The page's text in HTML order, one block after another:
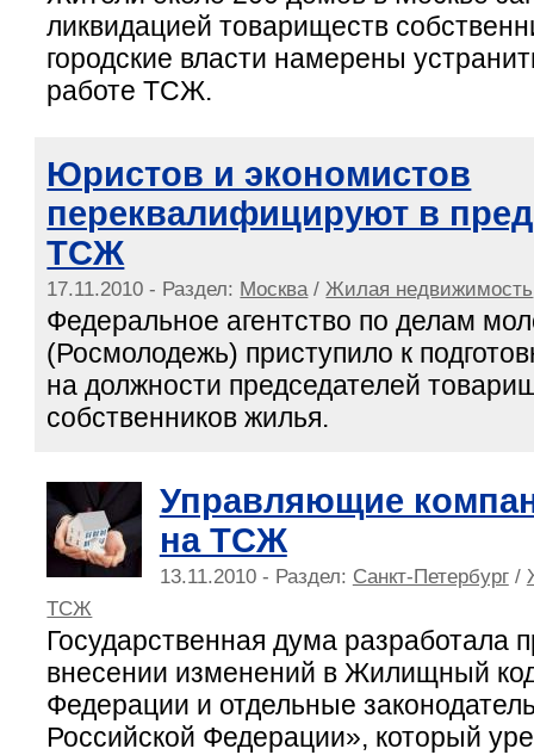
ликвидацией товариществ
городские власти намерены
работе ТСЖ.
Юристов и экономистов
переквалифицируют в
ТСЖ
17.11.2010 - Раздел: Москва / Жилая недвижимость
Федеральное агентство по делам
(Росмолодежь) приступило к
на должности председателей
собственников жилья.
Управляющие
на ТСЖ
13.11.2010 - Раздел: Санкт-Петербург/
ТСЖ
Государственная дума разработала
внесении изменений в Жилищный
Федерации и отдельные
Российской Федерации», который